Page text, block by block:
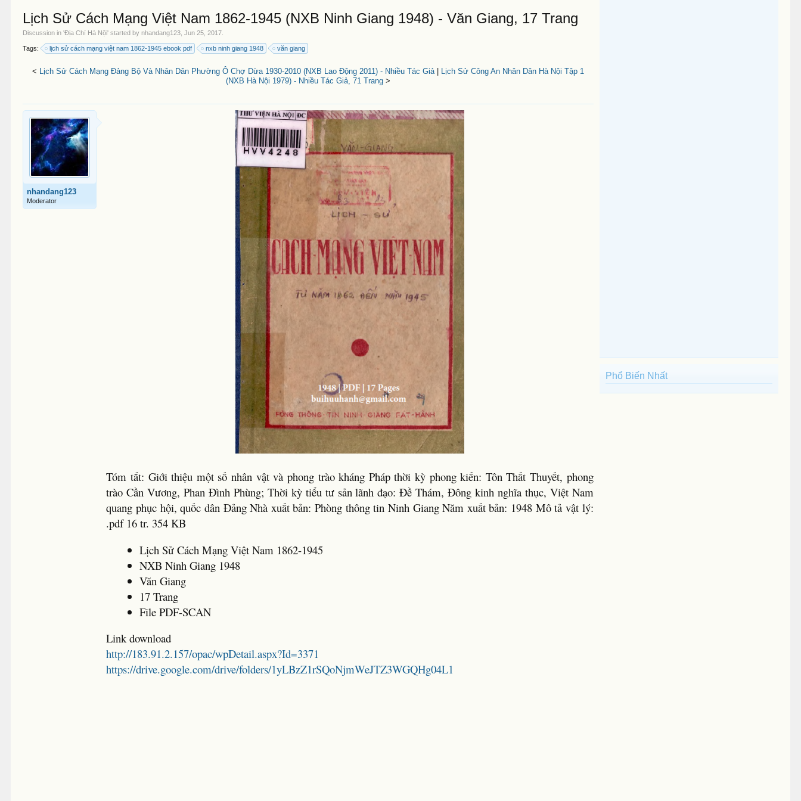
Lịch Sử Cách Mạng Việt Nam 1862-1945 (NXB Ninh Giang 1948) - Văn Giang, 17 Trang
Discussion in 'Địa Chí Hà Nội' started bynhandang123 ,Jun 25, 2017
Tags: lịch sử cách mạng việt nam 1862-1945 ebook pdf nxb ninh giang 1948 văn giang
< Lịch Sử Cách Mạng Đảng Bộ Và Nhân Dân Phường Ô Chợ Dừa 1930-2010 (NXB Lao Động 2011) - Nhiều Tác Giả|
Lịch Sử Công An Nhân Dân Hà Nội Tập 1
(NXB Hà Nội 1979) - Nhiều Tác Giả, 71 Trang >
nhandang123
Moderator
Tóm tắt: Giới thiệu một số nhân vật và phong trào kháng Pháp thời kỳ phong kiến: Tôn Thất Thuyết, phong
trào Cần Vương, Phan Đình Phùng; Thời kỳ tiểu tư sản lãnh đạo: Đề Thám, Đông kinh nghĩa thục, Việt Nam
quang phục hội, quốc dân Đảng Nhà xuất bản: Phòng thông tin Ninh Giang Năm xuất bản: 1948 Mô tả vật lý:
.pdf 16 tr. 354 KB
Lịch Sử Cách Mạng Việt Nam 1862-1945
NXB Ninh Giang 1948
Văn Giang
17 Trang
File PDF-SCAN
Link download
http://183.91.2.157/opac/wpDetail.aspx?Id=3371
https://drive.google.com/drive/folders/1yLBzZ1rSQoNjmWeJTZ3WGQHg04L1
Phổ Biến Nhất